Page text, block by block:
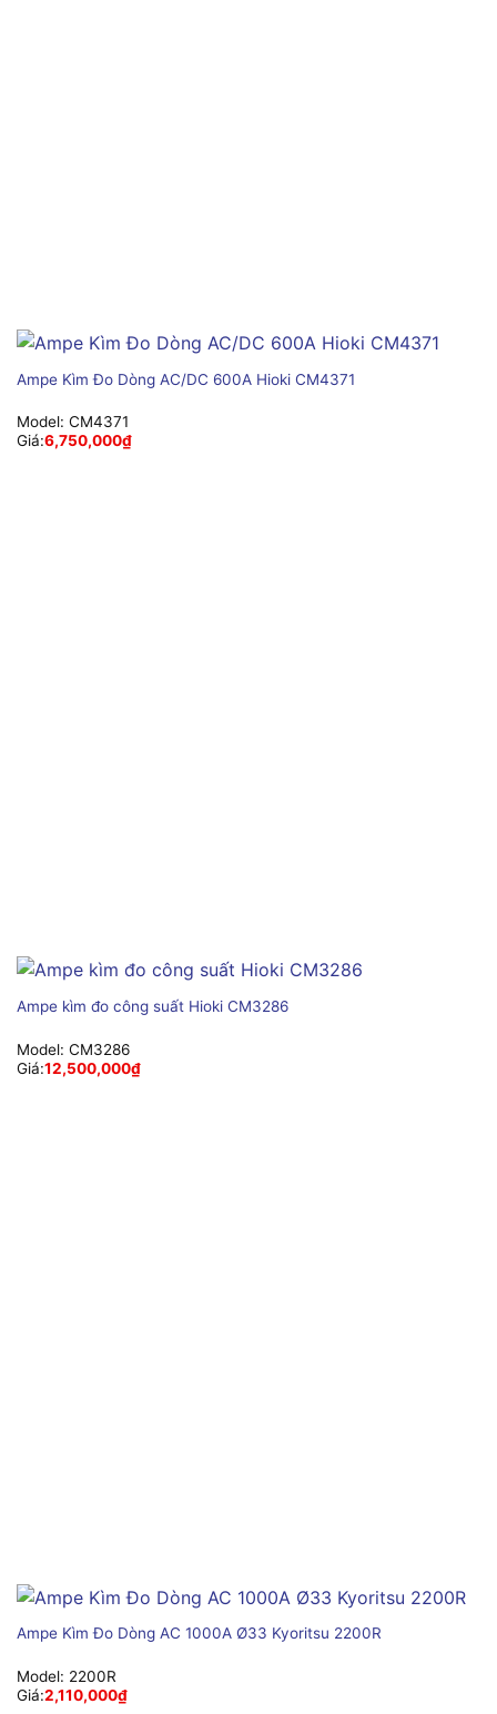
Ampe Kìm Đo Dòng AC/DC 600A Hioki CM4371
Model: CM4371
Giá:6,750,000₫
Ampe kìm đo công suất Hioki CM3286
Model: CM3286
Giá:12,500,000₫
Ampe Kìm Đo Dòng AC 1000A Ø33 Kyoritsu 2200R
Model: 2200R
Giá:2,110,000₫